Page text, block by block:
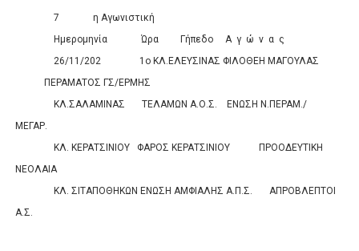
7
η Αγωνιστική
Ημερομηνία
Ώρα Γήπεδο Α γ ώ ν α ς
26/11/202
1ο ΚΛ.ΕΛΕΥΣΙΝΑΣ ΦΙΛΟΘΕΗ ΜΑΓΟΥΛΑΣ
ΠΕΡΑΜΑΤΟΣ ΓΣ/ΕΡΜΗΣ
ΚΛ.ΣΑΛΑΜΙΝΑΣ
ΤΕΛΑΜΩΝ Α.Ο.Σ.
ΕΝΩΣΗ Ν.ΠΕΡΑΜ./
ΜΕΓΑΡ.
ΚΛ. ΚΕΡΑΤΣΙΝΙΟΥ
ΦΑΡΟΣ ΚΕΡΑΤΣΙΝΙΟΥ
ΠΡΟΟΔΕΥΤΙΚΗ
ΝΕΟΛΑΙΑ
ΚΛ. ΣΙΤΑΠΟΘΗΚΩΝ ΕΝΩΣΗ ΑΜΦΙΑΛΗΣ Α.Π.Σ.
ΑΠΡΟΒΛΕΠΤΟΙ
Α.Σ.